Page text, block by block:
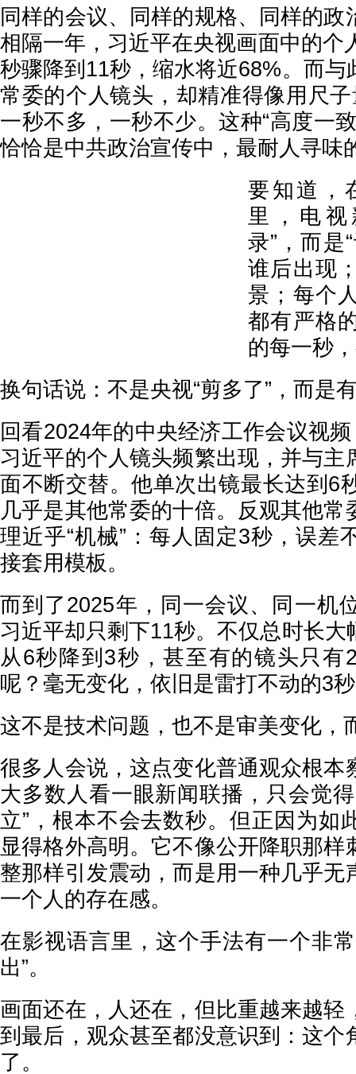
同样的会议、同样的规格、同样的政
相隔一年，习近平在央视画面中的个
秒骤降到11秒，缩水将近68%。而与
常委的个人镜头，却精准得像用尺
一秒不多，一秒不少。这种“高度一
恰恰是中共政治宣传中，最耐人寻味
要知道，
里，电
录”，而是
谁后出现
景；每个
都有严格
的每一秒
换句话说：不是央视“剪多了”，而是
回看2024年的中央经济工作会议视
习近平的个人镜头频繁出现，并与主
面不断交替。他单次出镜最长达到6
几乎是其他常委的十倍。反观其他常
理近乎“机械”：每人固定3秒，误差
接套用模板。
而到了2025年，同一会议、同一机
习近平却只剩下11秒。不仅总时长大
从6秒降到3秒，甚至有的镜头只有
呢？毫无变化，依旧是雷打不动的3
这不是技术问题，也不是审美变化，
很多人会说，这点变化普通观众根本
大多数人看一眼新闻联播，只会觉
立”，根本不会去数秒。但正因为如
显得格外高明。它不像公开降职那样
整那样引发震动，而是用一种几乎无
一个人的存在感。
在影视语言里，这个手法有一个非
出”。
画面还在，人还在，但比重越来越轻
到最后，观众甚至都没意识到：这个
了。